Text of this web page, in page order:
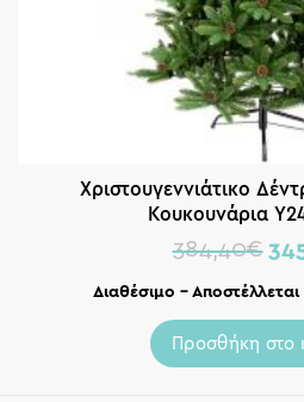
Χριστουγεννιάτικο
Κουκουνάρια
384,40€
Διαθέσιμο –
Προσθήκη στο